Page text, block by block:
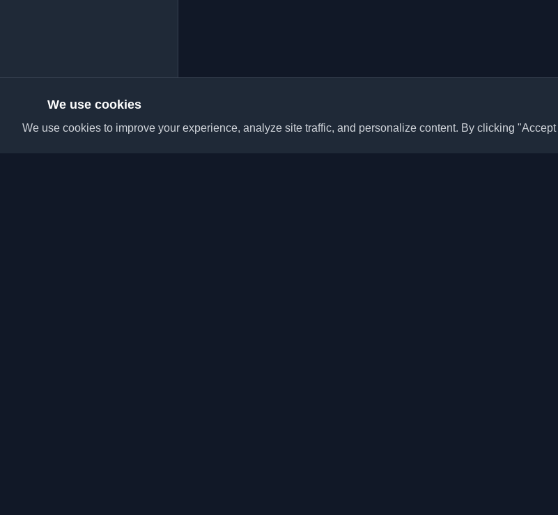
We use cookies
We use cookies to improve your experience, analyze site traffic, and personalize content. By clicking